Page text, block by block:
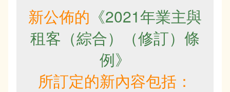
新公佈的 《2021年業主與
租客（綜合）（修訂）條
例》
所訂定的新內容包括：